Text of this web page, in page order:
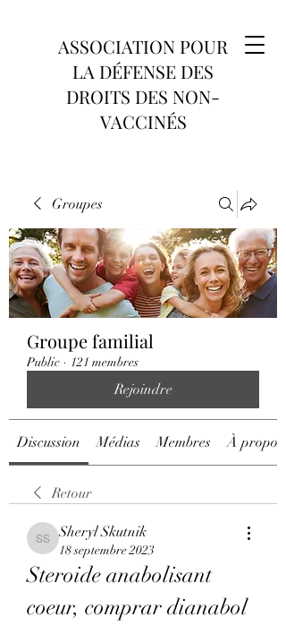
ASSOCIATION POUR
LA DÉFENSE DES
DROITS DES NON-
VACCINÉS
Groupes
Groupe familial
Public · 121 membres
Rejoindre
Discussion Médias Membres À propos
Retour
Sheryl Skutnik
Sheryl Skutnik
18 septembre 2023
Steroide anabolisant
coeur, comprar dianabol